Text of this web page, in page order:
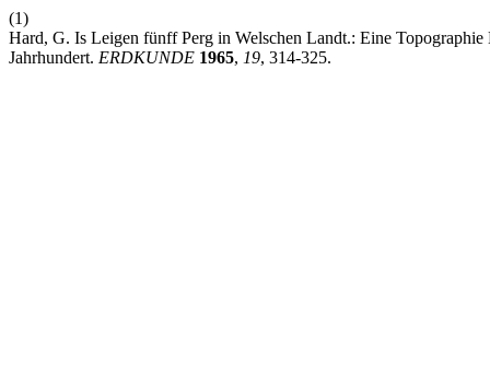
(1)
Hard, G. Is Leigen fünff Perg in Welschen Landt.: Eine
Jahrhundert. ERDKUNDE 1965, 19, 314-325.